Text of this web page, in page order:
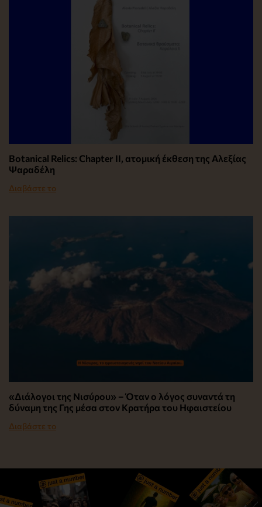
Botanical Relics: Chapter II, ατομική έκθεση της Αλεξίας
Ψαραδέλη
Διαβάστε το
«Διάλογοι της Νισύρου» – Όταν ο λόγος συναντά τη
δύναμη της Γης μέσα στον Κρατήρα του Ηφαιστείου
Διαβάστε το